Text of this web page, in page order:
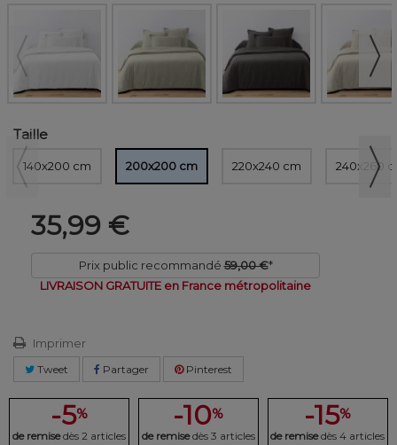
Taille
140x200 cm 200x200 cm 220x240 cm 240x260
35,99 €
Prix public recommandé 59,00 €*
LIVRAISON GRATUITE en France métropolitaine
Imprimer
Tweet Partager Pinterest
-5%
de remise dès 2 articles
-10%
de remise dès 3 articles
-15%
de remise dès 4 articles